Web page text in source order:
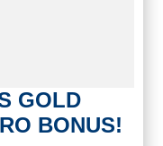
GOLD
BONUS!